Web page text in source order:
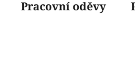
Pracovní oděvy